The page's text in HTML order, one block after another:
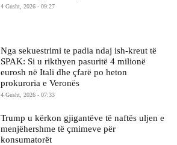
4 Gusht, 2026 - 09:27
Nga sekuestrimi te padia ndaj ish-kreut të
SPAK: Si u rikthyen pasuritë 4 milionë
eurosh në Itali dhe çfarë po heton
prokuroria e Veronës
4 Gusht, 2026 - 07:33
Trump u kërkon gjigantëve të naftës uljen e
menjëhershme të çmimeve për
konsumatorët